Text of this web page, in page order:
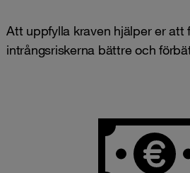
Att uppfylla kraven hjälper er att
intrångsriskerna bättre och